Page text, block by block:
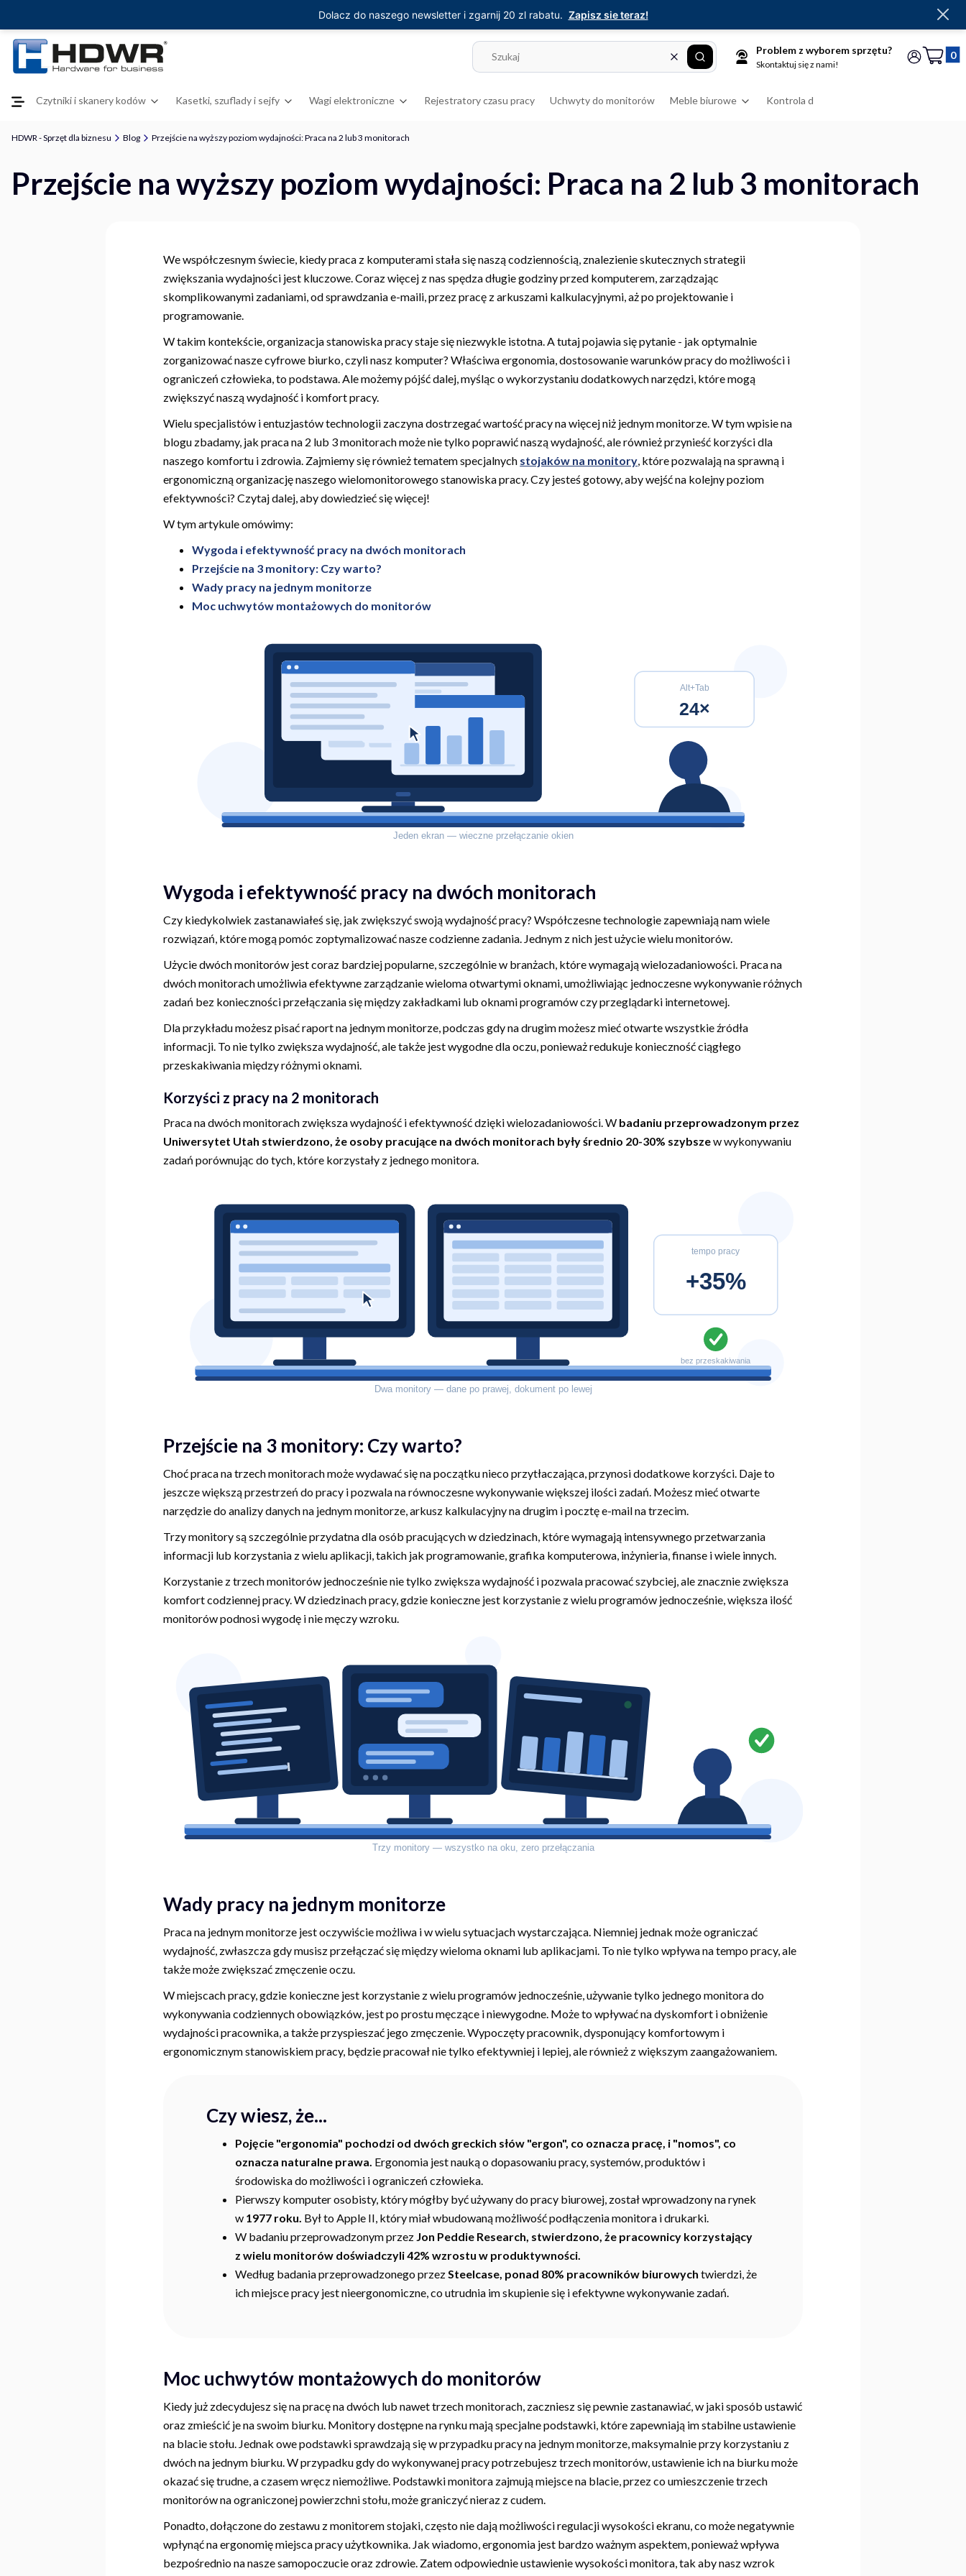
WyczyśćSzukaj
Problem z wyborem sprzętu?
Skontaktuj się z nami! Zaloguj się
Koszyk
Czytniki i skanery kodów Kasetki, szuflady i sejfy Wagi elektroniczne Rejestratory czasu pracy Uchwyty do monitorów Meble biurowe Kontrola dostępu
HDWR - Sprzęt dla biznesu Blog Przejście na wyższy poziom wydajności: Praca na 2 lub 3 monitorach
Przejście na wyższy poziom wydajności: Praca na 2 lub 3 monitorach
We współczesnym świecie, kiedy praca z komputerami stała się naszą codziennością, znalezienie skutecznych strategii
zwiększania wydajności jest kluczowe. Coraz więcej z nas spędza długie godziny przed komputerem, zarządzając
skomplikowanymi zadaniami, od sprawdzania e-maili, przez pracę z arkuszami kalkulacyjnymi, aż po projektowanie i
programowanie.
W takim kontekście, organizacja stanowiska pracy staje się niezwykle istotna. A tutaj pojawia się pytanie - jak optymalnie
zorganizować nasze cyfrowe biurko, czyli nasz komputer? Właściwa ergonomia, dostosowanie warunków pracy do możliwości i
ograniczeń człowieka, to podstawa. Ale możemy pójść dalej, myśląc o wykorzystaniu dodatkowych narzędzi, które mogą
zwiększyć naszą wydajność i komfort pracy.
Wielu specjalistów i entuzjastów technologii zaczyna dostrzegać wartość pracy na więcej niż jednym monitorze. W tym wpisie na
blogu zbadamy, jak praca na 2 lub 3 monitorach może nie tylko poprawić naszą wydajność, ale również przynieść korzyści dla
naszego komfortu i zdrowia. Zajmiemy się również tematem specjalnych stojaków na monitory, które pozwalają na sprawną i
ergonomiczną organizację naszego wielomonitorowego stanowiska pracy. Czy jesteś gotowy, aby wejść na kolejny poziom
efektywności? Czytaj dalej, aby dowiedzieć się więcej!
W tym artykule omówimy:
Wygoda i efektywność pracy na dwóch monitorach
Przejście na 3 monitory: Czy warto?
Wady pracy na jednym monitorze
Moc uchwytów montażowych do monitorów
Wygoda i efektywność pracy na dwóch monitorach
Czy kiedykolwiek zastanawiałeś się, jak zwiększyć swoją wydajność pracy? Współczesne technologie zapewniają nam wiele
rozwiązań, które mogą pomóc zoptymalizować nasze codzienne zadania. Jednym z nich jest użycie wielu monitorów.
Użycie dwóch monitorów jest coraz bardziej popularne, szczególnie w branżach, które wymagają wielozadaniowości. Praca na
dwóch monitorach umożliwia efektywne zarządzanie wieloma otwartymi oknami, umożliwiając jednoczesne wykonywanie różnych
zadań bez konieczności przełączania się między zakładkami lub oknami programów czy przeglądarki internetowej.
Dla przykładu możesz pisać raport na jednym monitorze, podczas gdy na drugim możesz mieć otwarte wszystkie źródła
informacji. To nie tylko zwiększa wydajność, ale także jest wygodne dla oczu, ponieważ redukuje konieczność ciągłego
przeskakiwania między różnymi oknami.
Korzyści z pracy na 2 monitorach
Praca na dwóch monitorach zwiększa wydajność i efektywność dzięki wielozadaniowości. W badaniu przeprowadzonym przez
Uniwersytet Utah stwierdzono, że osoby pracujące na dwóch monitorach były średnio 20-30% szybszew wykonywaniu
zadań porównując do tych, które korzystały z jednego monitora.
Przejście na 3 monitory: Czy warto?
Choć praca na trzech monitorach może wydawać się na początku nieco przytłaczająca, przynosi dodatkowe korzyści. Daje to
jeszcze większą przestrzeń do pracy i pozwala na równoczesne wykonywanie większej ilości zadań. Możesz mieć otwarte
narzędzie do analizy danych na jednym monitorze, arkusz kalkulacyjny na drugim i pocztę e-mail na trzecim.
Trzy monitory są szczególnie przydatna dla osób pracujących w dziedzinach, które wymagają intensywnego przetwarzania
informacji lub korzystania z wielu aplikacji, takich jak programowanie, grafika komputerowa, inżynieria, finanse i wiele innych.
Korzystanie z trzech monitorów jednocześnie nie tylko zwiększa wydajność i pozwala pracować szybciej, ale znacznie zwiększa
komfort codziennej pracy. W dziedzinach pracy, gdzie konieczne jest korzystanie z wielu programów jednocześnie, większa ilość
monitorów podnosi wygodę i nie męczy wzroku.
Wady pracy na jednym monitorze
Praca na jednym monitorze jest oczywiście możliwa i w wielu sytuacjach wystarczająca. Niemniej jednak może ograniczać
wydajność, zwłaszcza gdy musisz przełączać się między wieloma oknami lub aplikacjami. To nie tylko wpływa na tempo pracy, ale
także może zwiększać zmęczenie oczu.
W miejscach pracy, gdzie konieczne jest korzystanie z wielu programów jednocześnie, używanie tylko jednego monitora do
wykonywania codziennych obowiązków, jest po prostu męczące i niewygodne. Może to wpływać na dyskomfort i obniżenie
wydajności pracownika, a także przyspieszać jego zmęczenie. Wypoczęty pracownik, dysponujący komfortowym i
ergonomicznym stanowiskiem pracy, będzie pracował nie tylko efektywniej i lepiej, ale również z większym zaangażowaniem.
Czy wiesz, że...
Pojęcie "ergonomia" pochodzi od dwóch greckich słów "ergon", co oznacza pracę, i "nomos", co
oznacza naturalne prawa. Ergonomia jest nauką o dopasowaniu pracy, systemów, produktów i
środowiska do możliwości i ograniczeń człowieka.
Pierwszy komputer osobisty, który mógłby być używany do pracy biurowej, został wprowadzony na rynek
w 1977 roku. Był to Apple II, który miał wbudowaną możliwość podłączenia monitora i drukarki.
W badaniu przeprowadzonym przez Jon Peddie Research, stwierdzono, że pracownicy korzystający
z wielu monitorów doświadczyli 42% wzrostu w produktywności.
Według badania przeprowadzonego przezSteelcase, ponad 80% pracowników biurowych twierdzi, że
ich miejsce pracy jest nieergonomiczne, co utrudnia im skupienie się i efektywne wykonywanie zadań.
Moc uchwytów montażowych do monitorów
Kiedy już zdecydujesz się na pracę na dwóch lub nawet trzech monitorach, zaczniesz się pewnie zastanawiać, w jaki sposób ustawić
oraz zmieścić je na swoim biurku. Monitory dostępne na rynku mają specjalne podstawki, które zapewniają im stabilne ustawienie
na blacie stołu. Jednak owe podstawki sprawdzają się w przypadku pracy na jednym monitorze, maksymalnie przy korzystaniu z
dwóch na jednym biurku. W przypadku gdy do wykonywanej pracy potrzebujesz trzech monitorów, ustawienie ich na biurku może
okazać się trudne, a czasem wręcz niemożliwe. Podstawki monitora zajmują miejsce na blacie, przez co umieszczenie trzech
monitorów na ograniczonej powierzchni stołu, może graniczyć nieraz z cudem.
Ponadto, dołączone do zestawu z monitorem stojaki, często nie dają możliwości regulacji wysokości ekranu, co może negatywnie
wpłynąć na ergonomię miejsca pracy użytkownika. Jak wiadomo, ergonomia jest bardzo ważnym aspektem, ponieważ wpływa
bezpośrednio na nasze samopoczucie oraz zdrowie. Zatem odpowiednie ustawienie wysokości monitora, tak aby nasz wzrok
Dolacz do naszego newsletter i zgarnij 20 zl rabatu. Zapisz sie teraz!